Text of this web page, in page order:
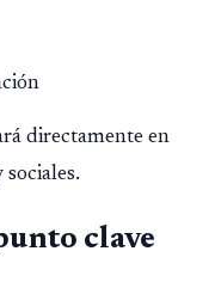
de servicio sin
directamente en
clave